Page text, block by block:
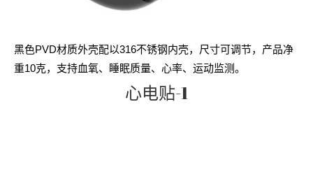
黑色PVD材质外壳配以316不锈钢内壳，尺寸可调节，产品净
重10克，支持血氧、睡眠质量、心率、运动监测。
心电贴-1